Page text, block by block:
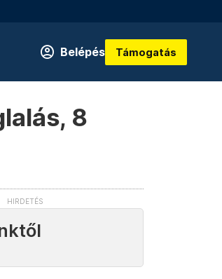
Belépés Támogatás
8